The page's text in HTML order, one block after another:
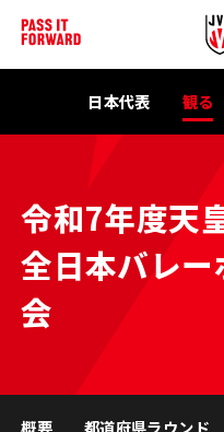
日本代表 観る
令和7年度天
全日本バレ
会
概要 都道府県ラウンド